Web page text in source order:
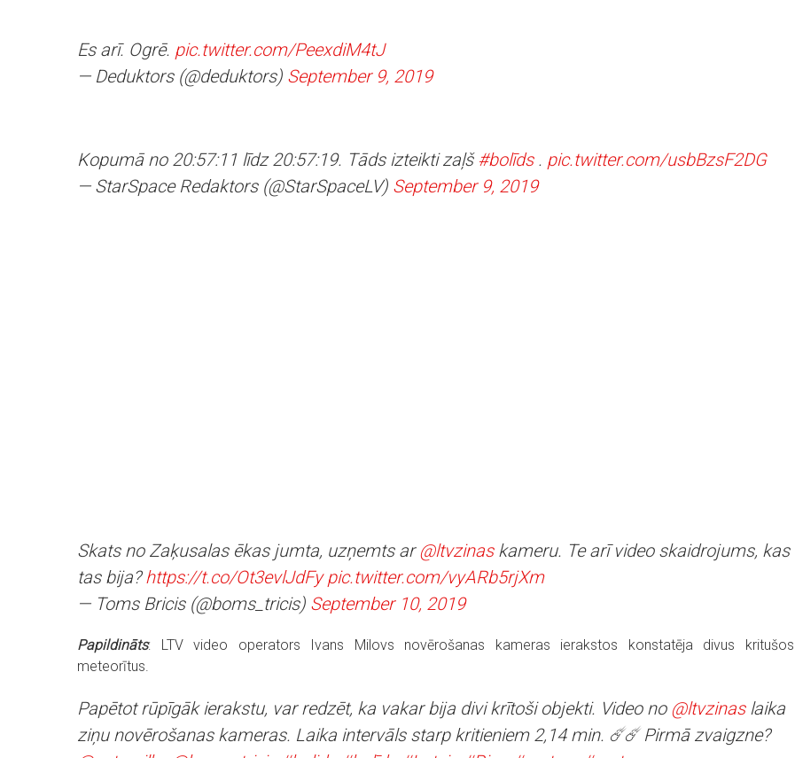
Es arī. Ogrē. pic.twitter.com/PeexdiM4tJ
— Deduktors (@deduktors) September 9, 2019
Kopumā no 20:57:11 līdz 20:57:19. Tāds izteikti zaļš #bolīds. pic.twitter.com/usbBzsF2DG
— StarSpace Redaktors (@StarSpaceLV) September 9, 2019
Skats no Zaķusalas ēkas jumta, uzņemts ar@ltvzinaskameru. Te arī video skaidrojums, kas
tas bija?https://t.co/Ot3evlJdFy pic.twitter.com/vyARb5rjXm
— Toms Bricis (@boms_tricis) September 10, 2019
Papildināts: LTV video operators Ivans Milovs novērošanas kameras ierakstos konstatēja divus kritušos
meteorītus.
Papētot rūpīgāk ierakstu, var redzēt, ka vakar bija divi krītoši objekti. Video no @ltvzinaslaika
ziņu novērošanas kameras. Laika intervāls starp kritieniem 2,14 min. ☄️☄️ Pirmā zvaigzne?